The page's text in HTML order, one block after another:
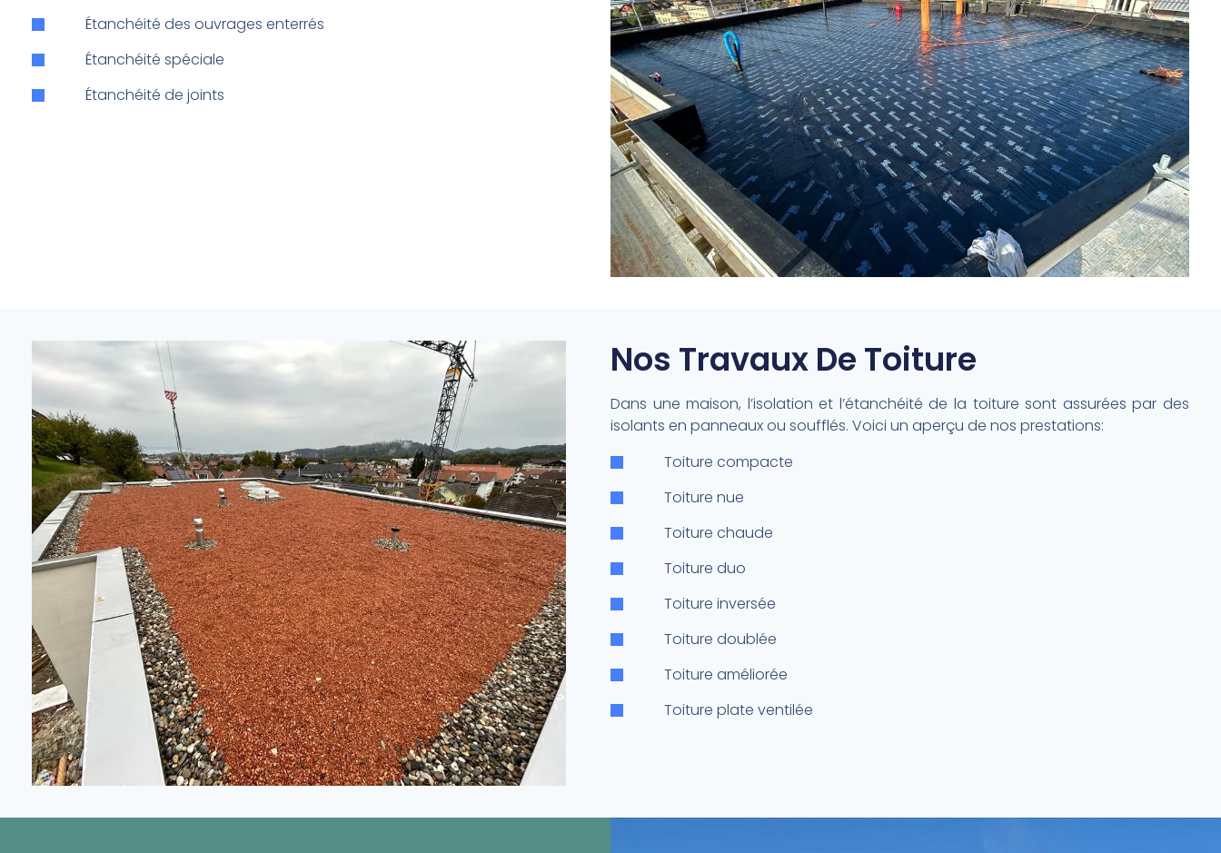
Étanchéité des ouvrages enterrés
Étanchéité spéciale
Étanchéité de joints
Nos Travaux De Toiture
Dans une maison, l’isolation et l’étanchéité de la toiture sont assurées par des
isolants en panneaux ou soufflés. Voici un aperçu de nos prestations:
Toiture compacte
Toiture nue
Toiture chaude
Toiture duo
Toiture inversée
Toiture doublée
Toiture améliorée
Toiture plate ventilée